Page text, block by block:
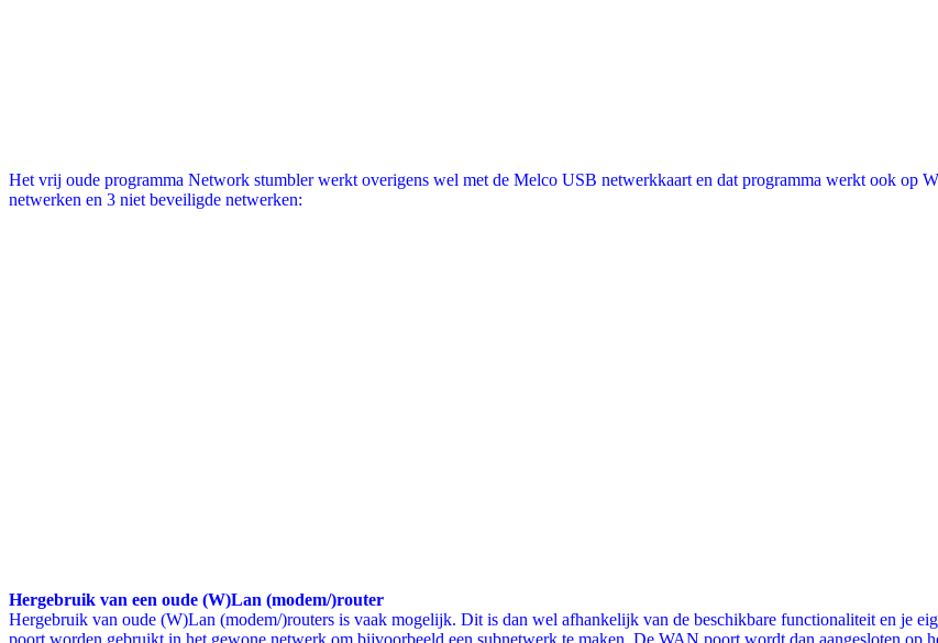
Het vrij oude programma Network stumbler werkt overigens wel met de Melco USB netwerkkaart en dat programma werkt ook op
netwerken en 3 niet beveiligde netwerken:
Hergebruik van een oude (W)Lan (modem/)router
Hergebruik van oude (W)Lan (modem/)routers is vaak mogelijk. Dit is dan wel afhankelijk van de beschikbare functionaliteit en je
poort worden gebruikt in het gewone netwerk om bijvoorbeeld een subnetwerk te maken. De WAN poort wordt dan aangesloten op